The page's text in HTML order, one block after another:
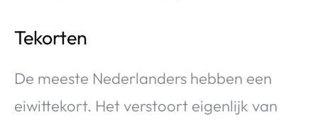
Tekorten
De meeste Nederlanders hebben een
eiwittekort. Het verstoort eigenlijk van